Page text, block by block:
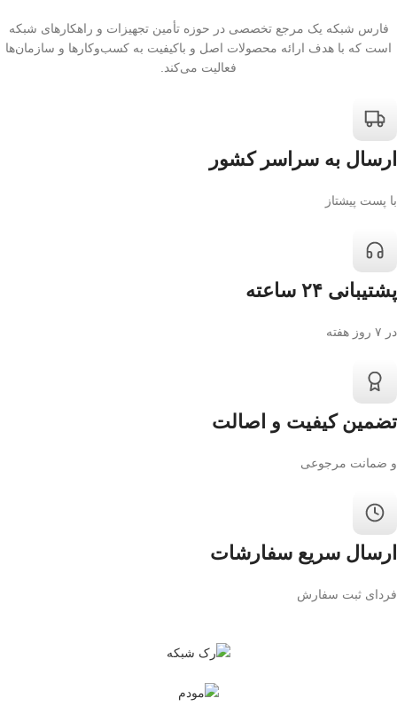
فارس شبکه یک مرجع تخصصی در حوزه تأمین تجهیزات و راهکارهای شبکه
است که با هدف ارائه محصولات اصل و باکیفیت به کسب‌وکارها و سازمان‌ها
فعالیت می‌کند.
ارسال به سراسر کشور
با پست پیشتاز
پشتیبانی ۲۴ ساعته
در ۷ روز هفته
تضمین کیفیت و اصالت
و ضمانت مرجوعی
ارسال سریع سفارشات
فردای ثبت سفارش